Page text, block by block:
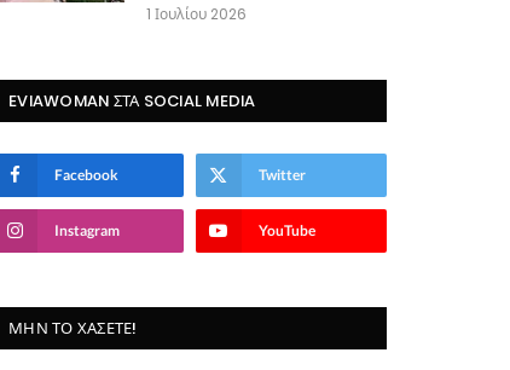
1 Ιουλίου 2026
EVIAWOMAN ΣΤΑ SOCIAL MEDIA
Facebook Twitter
Instagram YouTube
ΜΗΝ ΤΟ ΧΆΣΕΤΕ!